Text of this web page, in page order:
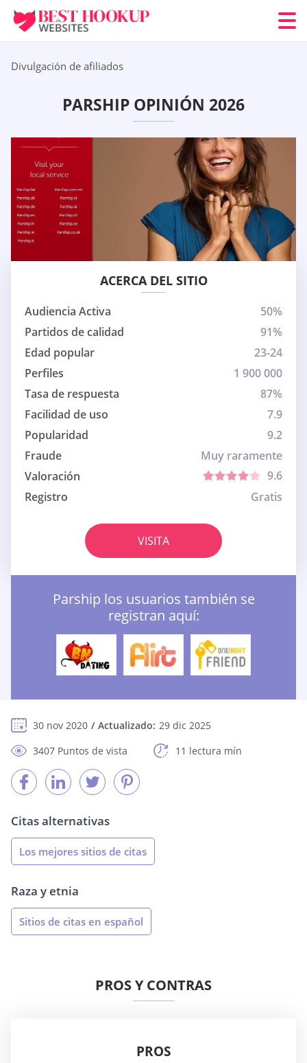
Divulgación de afiliados
PARSHIP OPINIÓN 2026
ACERCA DEL SITIO
Audiencia Activa
50%
Partidos de calidad
91%
Edad popular
23-24
Perfiles
1 900 000
Tasa de respuesta
87%
Facilidad de uso
7.9
Popularidad
9.2
Fraude
Muy raramente
Valoración
9.6
Registro
Gratis
VISITA
Parship los usuarios también se
registran aquí:
30 nov 2020 Actualizado: 29 dic 2025
3407 Puntos de vista
11 lectura mín
Citas alternativas
Los mejores sitios de citas
Raza y etnia
Sitios de citas en español
PROS Y CONTRAS
PROS